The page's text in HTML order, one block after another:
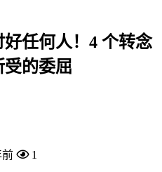
任何人！4 个转念
受的委屈
前 1